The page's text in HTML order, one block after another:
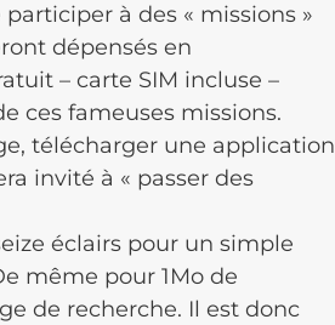
à des « missions »
dépensés en
– carte SIM incluse –
ces fameuses missions.
télécharger une application
invité à « passer des
éclairs pour un simple
même pour 1Mo de
de recherche. Il est donc